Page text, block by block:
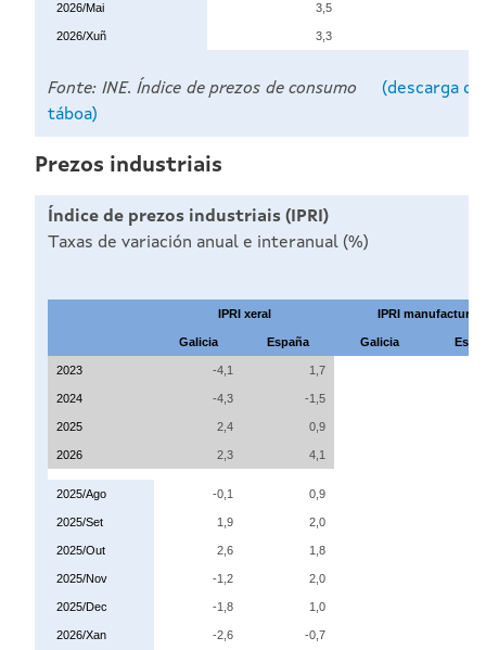
2026/Mai 3,5
2026/Xuñ 3,3
Fonte: INE. Índice de prezos de consumo (descarga da
táboa)
Prezos industriais
Índice de prezos industriais (IPRI)
Taxas de variación anual e interanual (%)
IPRI xeral IPRI manufacturas
Galicia España Galicia
2023 -4,1 1,7
2024 -4,3 -1,5
2025 2,4 0,9
2026 2,3 4,1
2025/Ago -0,1 0,9
2025/Set 1,9 2,0
2025/Out 2,6 1,8
2025/Nov -1,2 2,0
2025/Dec -1,8 1,0
2026/Xan -2,6 -0,7